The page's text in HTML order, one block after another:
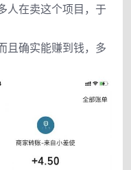
人在卖这个项目，于
且确实能赚到钱，多